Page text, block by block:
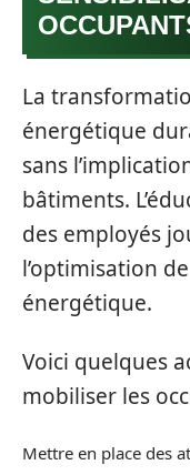
La
énergétique
sans
bâtiments.
des employés
l’optimisation
énergétique.
Voici quelques
mobiliser les
Mettre en place des